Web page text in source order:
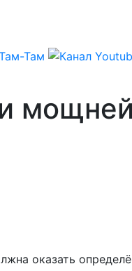
оказать